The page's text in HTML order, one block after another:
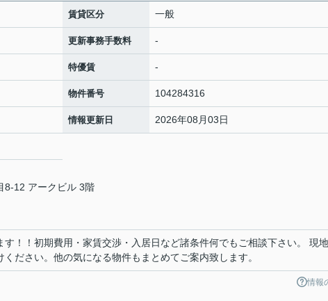
賃貸区分 一般
更新事務手数料 -
特優賃 -
物件番号 104284316
情報更新日 2026年08月03日
8-12 アークビル 3階
！！初期費用・家賃交渉・入居日など諸条件何でもご相談下さい。 現
ださい。他の気になる物件もまとめてご案内致します。
情報